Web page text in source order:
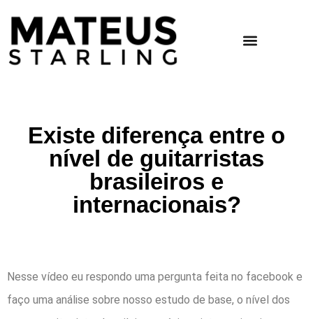
Existe diferença entre o
nível de guitarristas
brasileiros e
internacionais?
Nesse vídeo eu respondo uma pergunta feita no facebook e
faço uma análise sobre nosso estudo de base, o nível dos